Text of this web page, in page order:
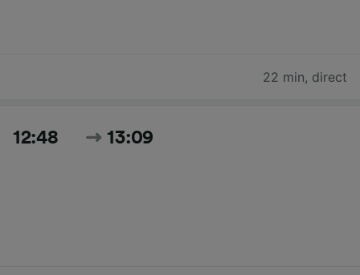
22 min, direct
12:48 13:09